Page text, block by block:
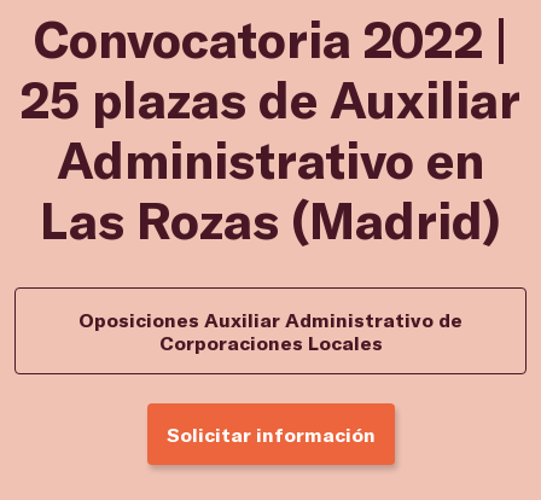
Convocatoria 2022 |
25 plazas de Auxiliar
Administrativo en
Las Rozas (Madrid)
Oposiciones Auxiliar Administrativo de
Corporaciones Locales
Solicitar información